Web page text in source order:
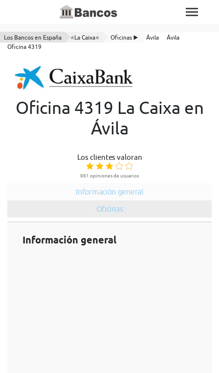
Los Bancos en España ⭐La Caixa⭐ Oficinas ▶️ Ávila
Ávila
Oficina 4319
Oficina 4319 La Caixa en
Ávila
Los clientes valoran
981 opiniones de usuarios
Información general
Oficinas
Información general